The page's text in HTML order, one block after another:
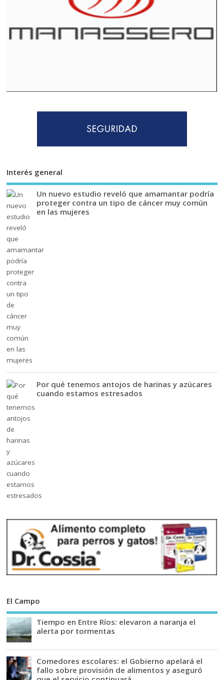
Interés general
Un nuevo estudio reveló que amamantar podría
proteger contra un tipo de cáncer muy común
en las mujeres
Por qué tenemos antojos de harinas y azúcares
cuando estamos estresados
El Campo
Tiempo en Entre Ríos: elevaron a naranja el
alerta por tormentas
Comedores escolares: el Gobierno apelará el
fallo sobre provisión de alimentos y aseguró